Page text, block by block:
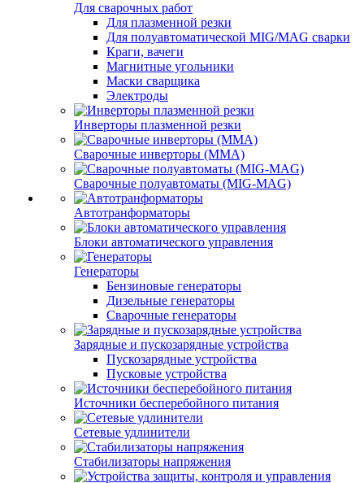
Для сварочных работ
Для плазменной резки
Для полуавтоматической MIG/MAG сварки
Краги, вачеги
Магнитные угольники
Маски сварщика
Электроды
Инверторы плазменной резки
Сварочные инверторы (MMA)
Сварочные полуавтоматы (MIG-MAG)
Автотранформаторы
Блоки автоматического управления
Генераторы
Бензиновые генераторы
Дизельные генераторы
Сварочные генераторы
Зарядные и пускозарядные устройства
Пускозарядные устройства
Пусковые устройства
Источники бесперебойного питания
Сетевые удлинители
Стабилизаторы напряжения